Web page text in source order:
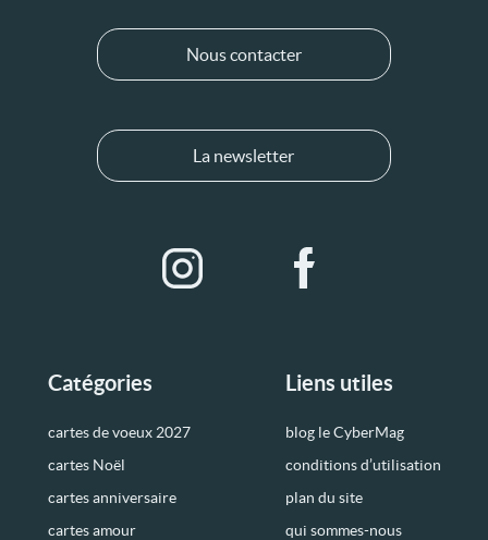
Catégories
cartes de voeux 2027
cartes Noël
cartes anniversaire
cartes amour
Liens utiles
blog le CyberMag
conditions d’utilisation
plan du site
qui sommes-nous
Nous contacter
La newsletter